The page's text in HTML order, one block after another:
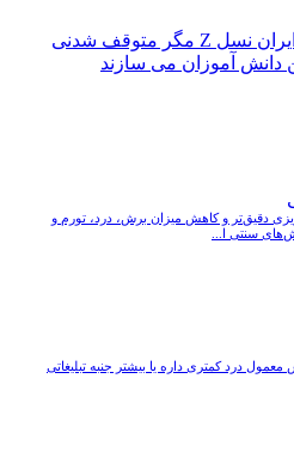
سیلیکن ولیِ تهران؛ این ایران نسل Z مگر متوقف شدنی
دانش آموزان می سازند
دقیق‌تر و کاهش میزان برش، درد، تورم و
سنتی ا...
درد کمتری داره یا بیشتر جنبه تبلیغاتی